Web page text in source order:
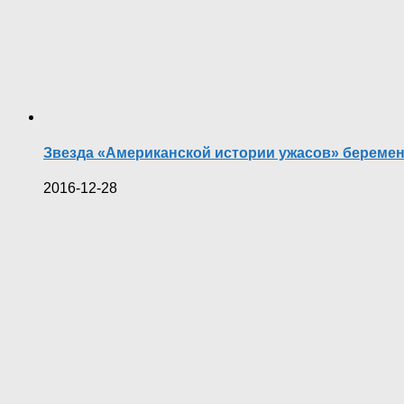
Звезда «Американской истории ужасов»
2016-12-28